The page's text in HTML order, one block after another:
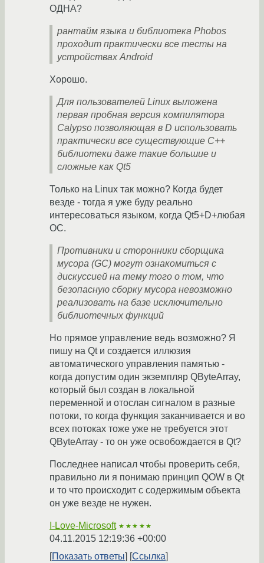
ОДНА?
рантайм языка и библиотека Phobos
проходит практически все тесты на
устройствах Android
Хорошо.
Для пользователей Linux выложена
первая пробная версия компилятора
Calypso позволяющая в D использовать
практически все существующие С++
библиотеки даже такие большие и
сложные как Qt5
Только на Linux так можно? Когда будет
везде - тогда я уже буду реально
интересоваться языком, когда Qt5+D+любая
ОС.
Противники и сторонники сборщика
мусора (GC) могут ознакомиться с
дискуссией на тему того о том, что
безопасную сборку мусора невозможно
реализовать на базе исключительно
библиотечных функций
Но прямое управление ведь возможно? Я
пишу на Qt и создается иллюзия
автоматического управления памятью -
когда допустим один экземпляр QByteArray,
который был создан в локальной
переменной и отослан сигналом в разные
потоки, то когда функция заканчивается и во
всех потоках тоже уже не требуется этот
QByteArray - то он уже освобождается в Qt?
Последнее написал чтобы проверить себя,
правильно ли я понимаю принцип QOW в Qt
и то что происходит с содержимым объекта
он уже везде не нужен.
I-Love-Microsoft ★★★★★
04.11.2015 12:19:36 +00:00
Показать ответы
Ссылка